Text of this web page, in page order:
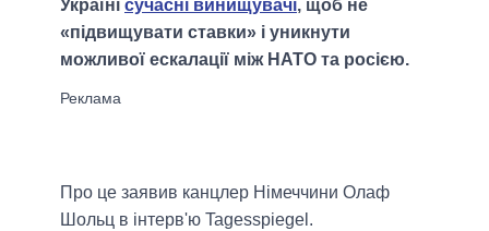
Україні сучасні винищувачі, щоб не
«підвищувати ставки» і уникнути
можливої ескалації між НАТО та росією.
Про це заявив канцлер Німеччини Олаф
Шольц в інтерв'ю Tagesspiegel.